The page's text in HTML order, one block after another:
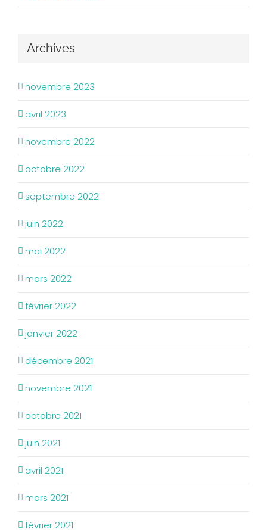
Archives
novembre 2023
avril 2023
novembre 2022
octobre 2022
septembre 2022
juin 2022
mai 2022
mars 2022
février 2022
janvier 2022
décembre 2021
novembre 2021
octobre 2021
juin 2021
avril 2021
mars 2021
février 2021